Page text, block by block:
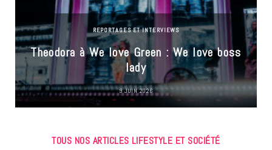
REPORTAGES ET INTERVIEWS
Theodora à We love Green : We love boss
lady
9 JUIN 2026
TOUS NOS ARTICLES LIFESTYLE ET SOCIÉTÉ